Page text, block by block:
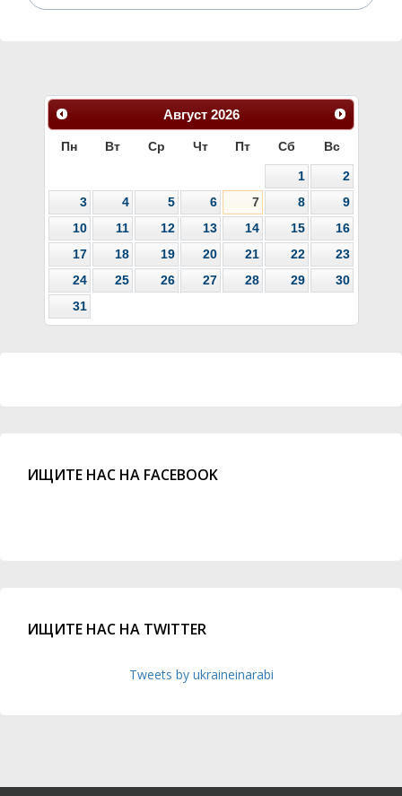
Август 2026
Пн Вт Ср Чт Пт Сб Вс
1
2
3
4 5 6 7 8
9
10
11 12 13 14 15
16
17
18 19 20 21 22
23
24
25 26 27 28 29
30
31
ИЩИТЕ НАС НА FACEBOOK
ИЩИТЕ НАС НА TWITTER
Tweets by ukraineinarabi